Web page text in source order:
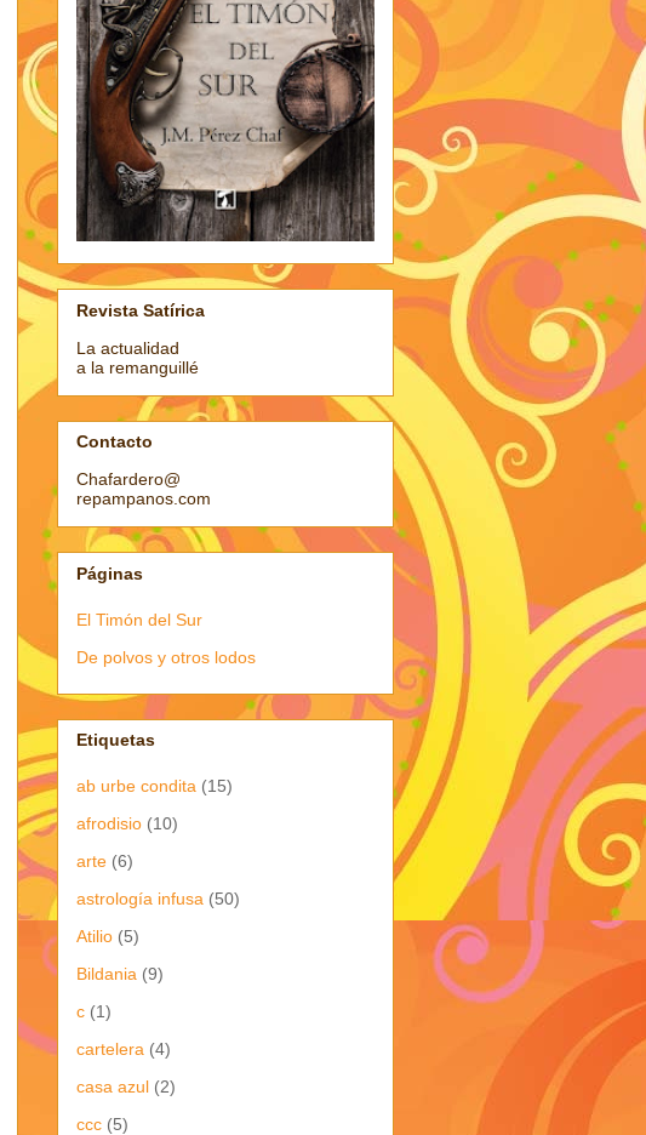
Revista Satírica
La actualidad
a la remanguillé
Contacto
Chafardero@
repampanos.com
Páginas
El Timón del Sur
De polvos y otros lodos
Etiquetas
ab urbe condita (15)
afrodisio (10)
arte (6)
astrología infusa (50)
Atilio (5)
Bildania (9)
c (1)
cartelera (4)
casa azul (2)
ccc (5)